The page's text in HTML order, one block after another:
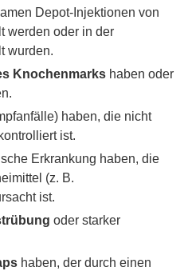
Depot-Injektionen von
werden oder in der
wurden.
Knochenmarks haben oder
haben, die nicht
ist.
Erkrankung haben, die
(z. B.
ist.
oder starker
haben, der durch einen